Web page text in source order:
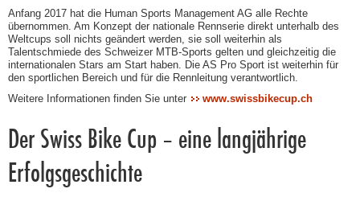
Anfang 2017 hat die Human Sports Management AG alle Rechte
übernommen. Am Konzept der nationale Rennserie direkt unterhalb des
Weltcups soll nichts geändert werden, sie soll weiterhin als
Talentschmiede des Schweizer MTB-Sports gelten und gleichzeitig die
internationalen Stars am Start haben. Die AS Pro Sport ist weiterhin für
den sportlichen Bereich und für die Rennleitung verantwortlich.
Weitere Informationen finden Sie unter
www.swissbikecup.ch
Der Swiss Bike Cup – eine langjährige
Erfolgsgeschichte